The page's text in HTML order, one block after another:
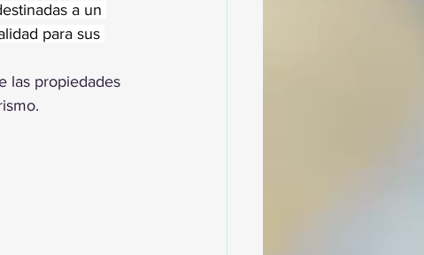
a un
para sus
las propiedades